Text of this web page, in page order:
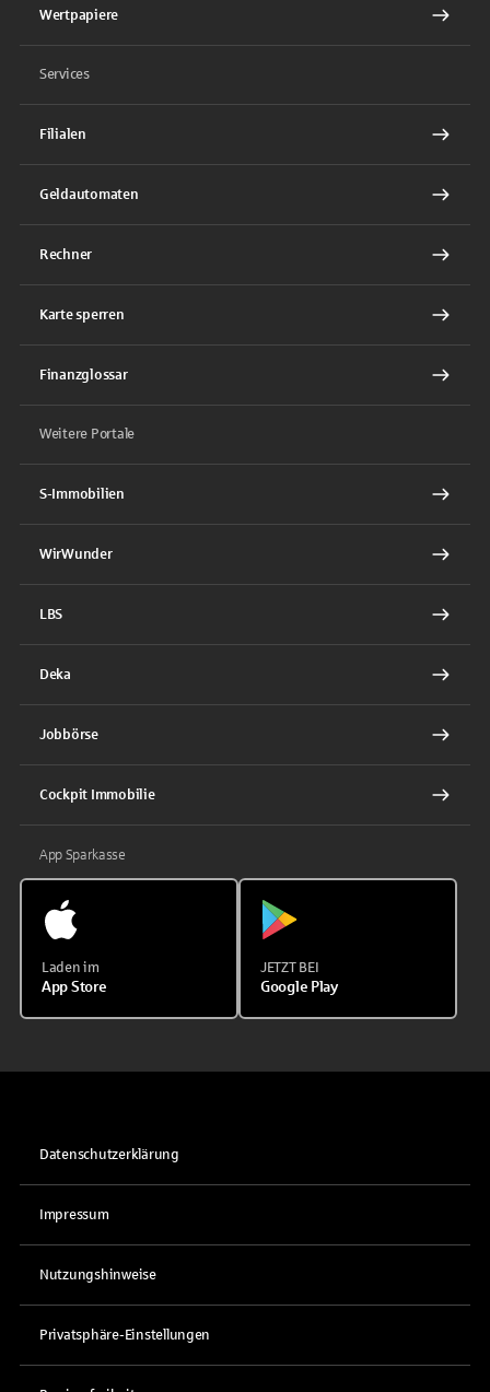
Wertpapiere
Services
Filialen
Geldautomaten
Rechner
Karte sperren
Finanzglossar
Weitere Portale
S-Immobilien
WirWunder
LBS
Deka
Jobbörse
Cockpit Immobilie
App Sparkasse
Laden im
App Store
JETZT BEI
Google Play
Datenschutzerklärung
Impressum
Nutzungshinweise
Privatsphäre-Einstellungen